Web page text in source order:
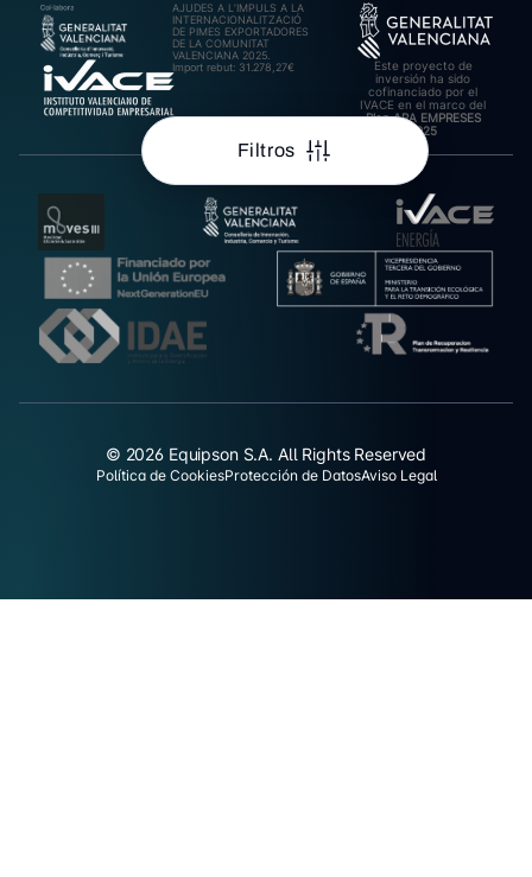
Filtros
AJUDES A L’IMPULS A LA
INTERNACIONALITZACIÓ
DE PIMES EXPORTADORES
DE LA COMUNITAT
VALENCIANA 2025.
Import rebut: 31.278,27€
Este proyecto de
inversión ha sido
cofinanciado por el
IVACE en el marco del
Plan ARA EMPRESES
2025
© 2026 Equipson S.A. All Rights Reserved
Política de CookiesProtección de DatosAviso Legal